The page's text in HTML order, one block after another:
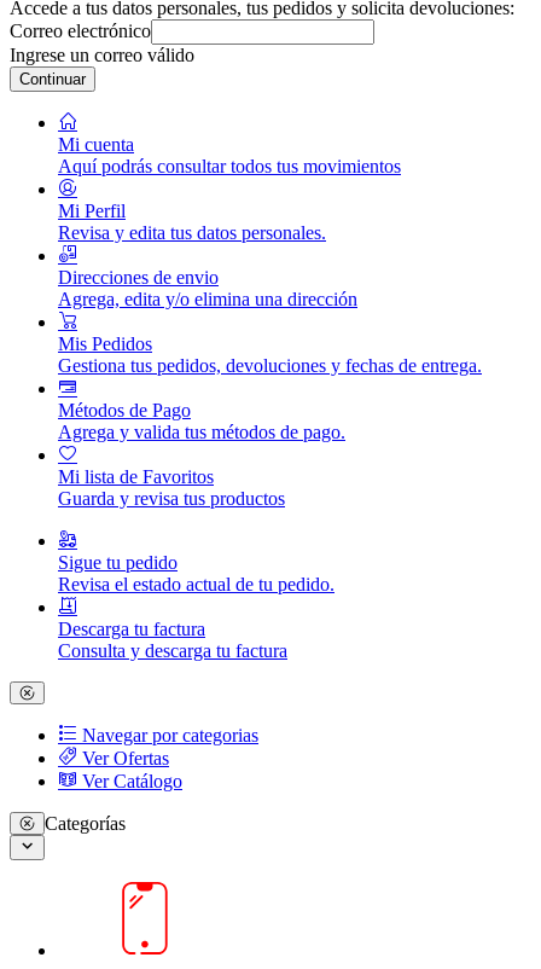
Accede a tus datos personales, tus pedidos y solicita devoluciones:
Correo electrónico
Ingrese un correo válido
Continuar
Mi cuenta
Aquí podrás consultar todos tus movimientos
Mi Perfil
Revisa y edita tus datos personales.
Direcciones de envio
Agrega, edita y/o elimina una dirección
Mis Pedidos
Gestiona tus pedidos, devoluciones y fechas de entrega.
Métodos de Pago
Agrega y valida tus métodos de pago.
Mi lista de Favoritos
Guarda y revisa tus productos
Sigue tu pedido
Revisa el estado actual de tu pedido.
Descarga tu factura
Consulta y descarga tu factura
Navegar por categorias
Ver Ofertas
Ver Catálogo
Categorías